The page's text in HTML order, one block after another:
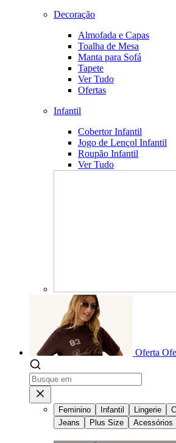
Decoração
Almofada e Capas
Toalha de Mesa
Manta para Sofá
Tapete
Ver Tudo
Ofertas
Infantil
Cobertor Infantil
Jogo de Lençol Infantil
Roupão Infantil
Ver Tudo
Oferta
Feminino Infantil Lingerie
Jeans
Plus Size Acessórios